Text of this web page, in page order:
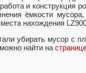
и конструкция
ёмкости мусора,
нахождения
убирать мусор с
найти на